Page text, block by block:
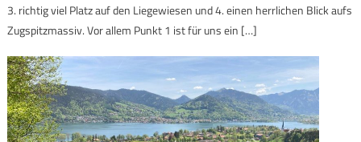
3. richtig viel Platz auf den Liegewiesen und 4. einen herrlichen Blick aufs
Zugspitzmassiv. Vor allem Punkt 1 ist für uns ein […]